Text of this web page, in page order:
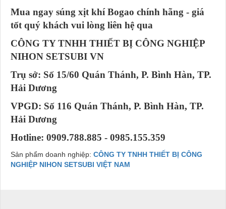
Mua ngay súng xịt khí Bogao chính hãng - giá
tốt quý khách vui lòng liên hệ qua
CÔNG TY TNHH THIẾT BỊ CÔNG NGHIỆP
NIHON SETSUBI VN
Trụ sở: Số 15/60 Quán Thánh, P. Bình Hàn, TP.
Hải Dương
VPGD: Số 116 Quán Thánh, P. Bình Hàn, TP.
Hải Dương
Hotline: 0909.788.885 - 0985.155.359
Sản phẩm doanh nghiệp: CÔNG TY TNHH THIẾT BỊ CÔNG
NGHIỆP NIHON SETSUBI VIỆT NAM